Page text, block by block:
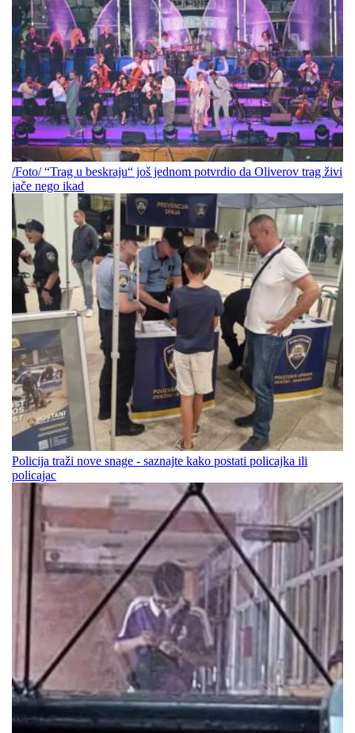
/Foto/ “Trag u beskraju“ još jednom potvrdio da Oliverov trag živi
jače nego ikad
Policija traži nove snage - saznajte kako postati policajka ili
policajac